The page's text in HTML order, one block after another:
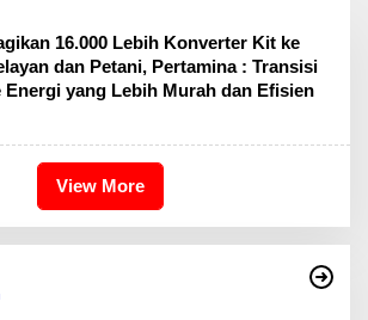
16.000 Lebih Konverter Kit ke
dan Petani, Pertamina : Transisi
Energi yang Lebih Murah dan Efisien
View More